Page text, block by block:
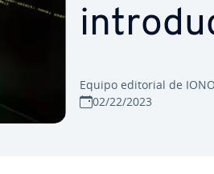
Equipo editorial de
02/22/2023